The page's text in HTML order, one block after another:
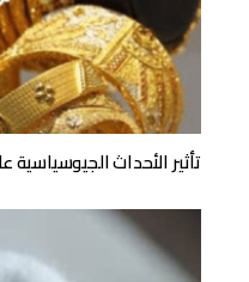
تأثير الأحداث